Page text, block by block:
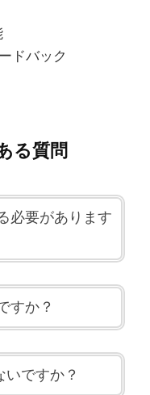
ドバック
る質問
必要があります
すか？
ですか？